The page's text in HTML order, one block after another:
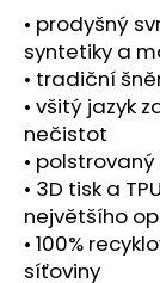
• prodyšný
syntetiky a
• tradiční
• všitý jazyk
nečistot
•
• 3D tisk a
největšího
• 100%
síťoviny
BOTY
CRAFT
KYPE
PRO
-
ZELENÁ
7
990
Kč